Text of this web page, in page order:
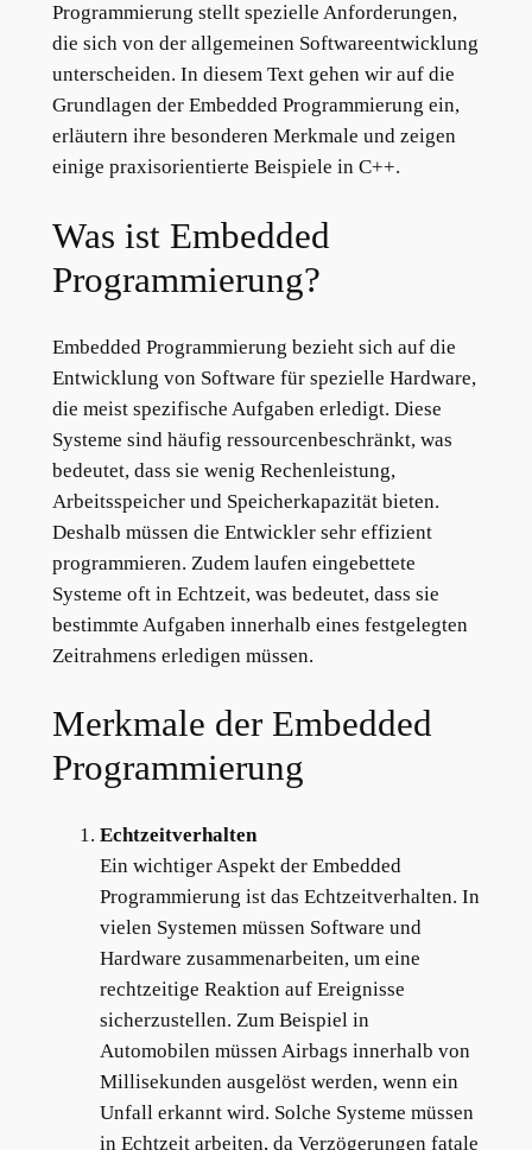
Programmierung stellt spezielle Anforderungen,
die sich von der allgemeinen Softwareentwicklung
unterscheiden. In diesem Text gehen wir auf die
Grundlagen der Embedded Programmierung ein,
erläutern ihre besonderen Merkmale und zeigen
einige praxisorientierte Beispiele in C++.
Was ist Embedded
Programmierung?
Embedded Programmierung bezieht sich auf die
Entwicklung von Software für spezielle Hardware,
die meist spezifische Aufgaben erledigt. Diese
Systeme sind häufig ressourcenbeschränkt, was
bedeutet, dass sie wenig Rechenleistung,
Arbeitsspeicher und Speicherkapazität bieten.
Deshalb müssen die Entwickler sehr effizient
programmieren. Zudem laufen eingebettete
Systeme oft in Echtzeit, was bedeutet, dass sie
bestimmte Aufgaben innerhalb eines festgelegten
Zeitrahmens erledigen müssen.
Merkmale der Embedded
Programmierung
Echtzeitverhalten
Ein wichtiger Aspekt der Embedded
Programmierung ist das Echtzeitverhalten. In
vielen Systemen müssen Software und
Hardware zusammenarbeiten, um eine
rechtzeitige Reaktion auf Ereignisse
sicherzustellen. Zum Beispiel in
Automobilen müssen Airbags innerhalb von
Millisekunden ausgelöst werden, wenn ein
Unfall erkannt wird. Solche Systeme müssen
in Echtzeit arbeiten, da Verzögerungen fatale